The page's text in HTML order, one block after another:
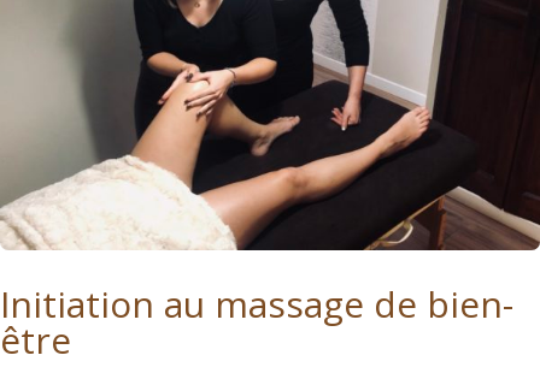
Initiation au massage de bien-
être